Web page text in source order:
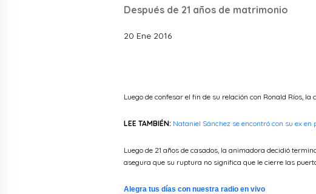
Después de 21 años de matrimonio
20 Ene 2016
Luego de confesar el fin de su relación con Ronald Ríos, la
LEE TAMBIÉN: Nataniel Sánchez se encontró con su ex en
Luego de 21 años de casados, la animadora decidió
asegura que su ruptura no significa que le cierre las
Alegra tus días con nuestra radio en vivo